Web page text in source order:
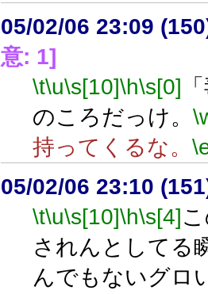
05/02/06 23:09
意: 1]
\t\u\s[10]\h\s[0]
のころだっけ。
持ってくるな。
05/02/06 23:10
\t\u\s[10]\h\s[4]
されんとしてる
んでもないグロ